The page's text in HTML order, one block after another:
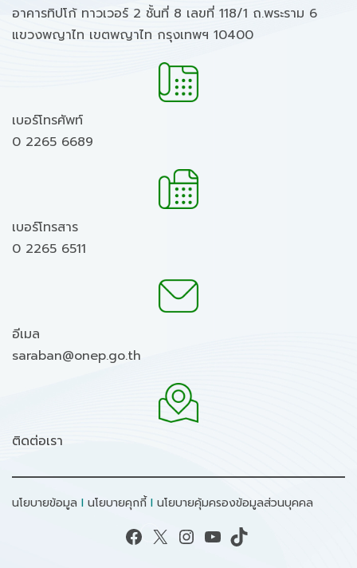
อาคารทิปโก้ ทาวเวอร์ 2 ชั้นที่ 8 เลขที่ 118/1 ถ.พระราม 6
แขวงพญาไท เขตพญาไท กรุงเทพฯ 10400
เบอร์โทรศัพท์
0 2265 6689
เบอร์โทรสาร
0 2265 6511
อีเมล
saraban@onep.go.th
ติดต่อเรา
นโยบายข้อมูล I นโยบายคุกกี้ I นโยบายคุ้มครองข้อมูลส่วนบุคคล
Facebook X Instagram YouTube TikTok